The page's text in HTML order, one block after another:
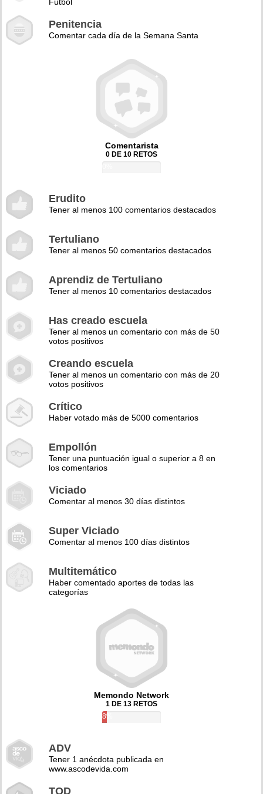
Penitencia
Comentar cada día de la Semana Santa
Comentarista
0 DE 10 RETOS
Erudito
Tener al menos 100 comentarios destacados
Tertuliano
Tener al menos 50 comentarios destacados
Aprendiz de Tertuliano
Tener al menos 10 comentarios destacados
Has creado escuela
Tener al menos un comentario con más de 50
votos positivos
Creando escuela
Tener al menos un comentario con más de 20
votos positivos
Crítico
Haber votado más de 5000 comentarios
Empollón
Tener una puntuación igual o superior a 8 en
los comentarios
Viciado
Comentar al menos 30 días distintos
Super Viciado
Comentar al menos 100 días distintos
Multitemático
Haber comentado aportes de todas las
categorías
Memondo Network
1 DE 13 RETOS
8%
ADV
Tener 1 anécdota publicada en
www.ascodevida.com
TQD